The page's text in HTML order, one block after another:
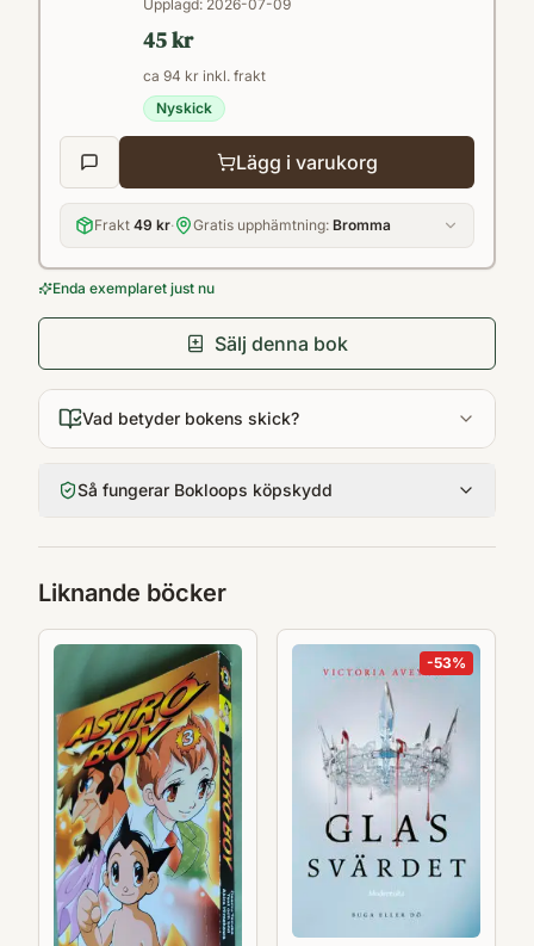
feministisk bok gjort sedan Fittstim och
Under det rosa täcket på 1990-talet.
Göteborgs Fria Tidning
Upplagd: 2026-07-09
45 kr
ca 94 kr inkl. frakt
Nyskick
Lägg i varukorg
Frakt 49 kr· Gratis upphämtning: Bromma
Enda exemplaret just nu
Sälj denna bok
Vad betyder bokens skick?
Så fungerar Bokloops köpskydd
Liknande böcker
-53%